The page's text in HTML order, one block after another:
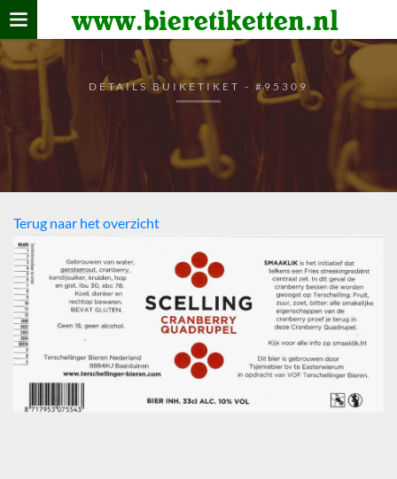
www.bieretiketten.nl
Home
verzamelen
De bierkaart
Bezoekers
DETAILS BUIKETIKET - #95309
Terug naar het overzicht